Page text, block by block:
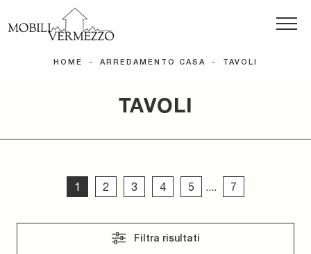
HOME - ARREDAMENTO CASA - TAVOLI
TAVOLI
1 2 3 4 5 .... 7
Filtra risultati